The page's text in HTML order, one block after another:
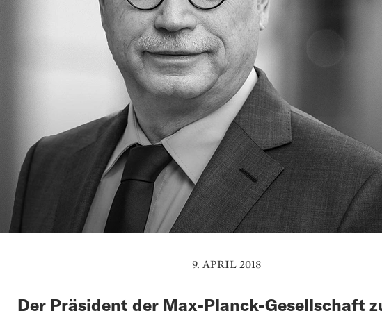
9. APRIL 2018
Der Präsident der Max-Planck-Gesellschaft